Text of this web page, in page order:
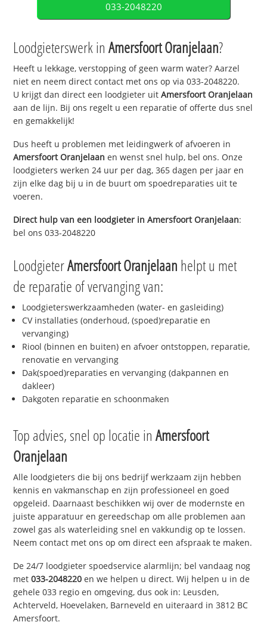
033-2048220
Loodgieterswerk inAmersfoort Oranjelaan?
Heeft u lekkage, verstopping of geen warm water? Aarzel
niet en neem direct contact met ons op via 033-2048220.
U krijgt dan direct een loodgieter uitAmersfoort Oranjelaan
aan de lijn. Bij ons regelt u een reparatie of offerte dus snel
en gemakkelijk!
Dus heeft u problemen met leidingwerk of afvoeren in
Amersfoort Oranjelaan en wenst snel hulp, bel ons. Onze
loodgieters werken 24 uur per dag, 365 dagen per jaar en
zijn elke dag bij u in de buurt om spoedreparaties uit te
voeren.
Direct hulp van een loodgieter inAmersfoort Oranjelaan:
bel ons 033-2048220
LoodgieterAmersfoort Oranjelaan helpt u met
de reparatie of vervanging van:
Loodgieterswerkzaamheden (water- en gasleiding)
CV installaties (onderhoud, (spoed)reparatie en
vervanging)
Riool (binnen en buiten) en afvoer ontstoppen, reparatie,
renovatie en vervanging
Dak(spoed)reparaties en vervanging (dakpannen en
dakleer)
Dakgoten reparatie en schoonmaken
Top advies, snel op locatie inAmersfoort
Oranjelaan
Alle loodgieters die bij ons bedrijf werkzaam zijn hebben
kennis en vakmanschap en zijn professioneel en goed
opgeleid. Daarnaast beschikken wij over de modernste en
juiste apparatuur en gereedschap om alle problemen aan
zowel gas als waterleiding snel en vakkundig op te lossen.
Neem contact met ons op om direct een afspraak te maken.
De 24/7 loodgieter spoedservice alarmlijn; bel vandaag nog
met033-2048220 en we helpen u direct. Wij helpen u in de
gehele 033 regio en omgeving, dus ook in: Leusden,
Achterveld, Hoevelaken, Barneveld en uiteraard in 3812 BC
Amersfoort.